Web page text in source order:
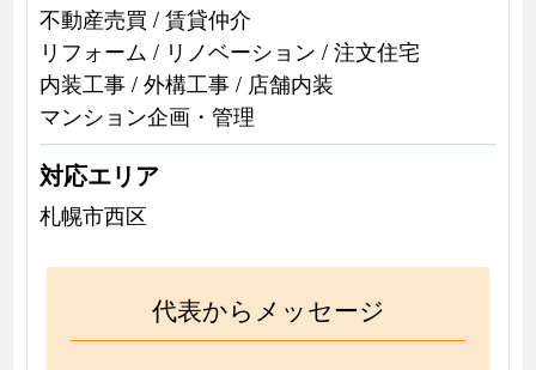
不動産売買 / 賃貸仲介
リフォーム / リノベーション / 注文住宅
内装工事 / 外構工事 / 店舗内装
マンション企画・管理
対応エリア
札幌市西区
代表からメッセージ